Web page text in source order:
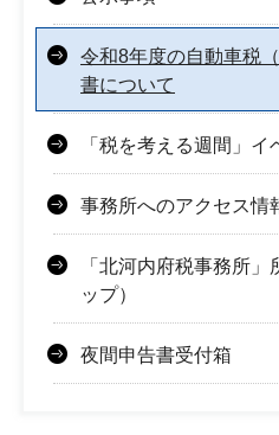
令和8年度の自動車税
書について
「税を考える週間」
事務所へのアクセス情
「北河内府税事務所
ップ）
夜間申告書受付箱